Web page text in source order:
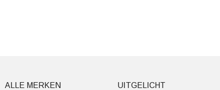
ALLE MERKEN UITGELICHT